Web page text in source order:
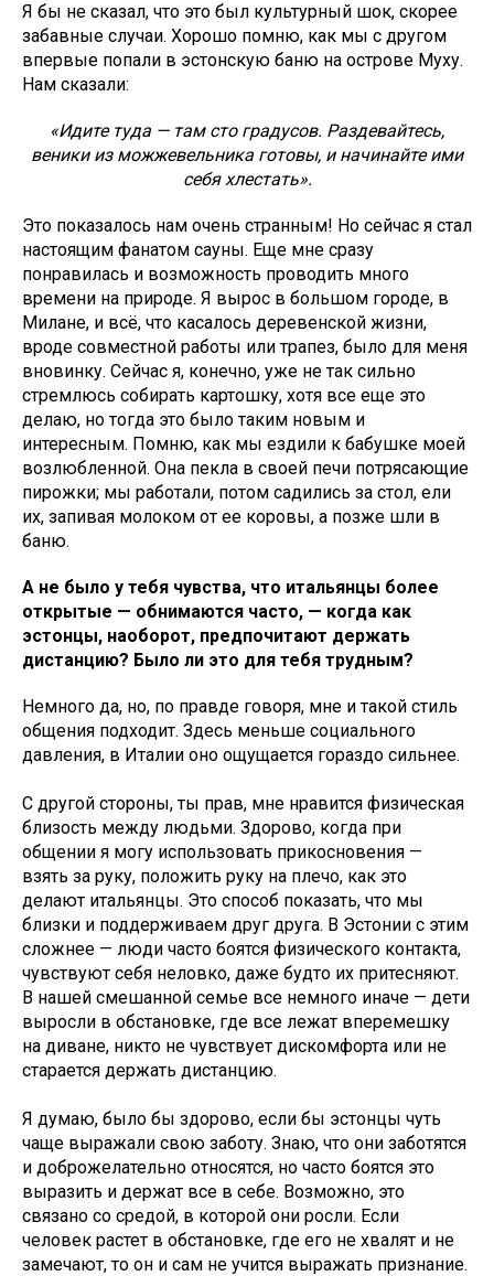
Я бы не сказал, что это был культурный шок, скорее
забавные случаи. Хорошо помню, как мы с другом
впервые попали в эстонскую баню на острове Муху.
Нам сказали:
«Идите туда — там сто градусов. Раздевайтесь,
веники из можжевельника готовы, и начинайте ими
себя хлестать».
Это показалось нам очень странным! Но сейчас я стал
настоящим фанатом сауны. Еще мне сразу
понравилась и возможность проводить много
времени на природе. Я вырос в большом городе, в
Милане, и всё, что касалось деревенской жизни,
вроде совместной работы или трапез, было для меня
вновинку. Сейчас я, конечно, уже не так сильно
стремлюсь собирать картошку, хотя все еще это
делаю, но тогда это было таким новым и
интересным. Помню, как мы ездили к бабушке моей
возлюбленной. Она пекла в своей печи потрясающие
пирожки; мы работали, потом садились за стол, ели
их, запивая молоком от ее коровы, а позже шли в
баню.
А не было у тебя чувства, что итальянцы более
открытые — обнимаются часто, — когда как
эстонцы, наоборот, предпочитают держать
дистанцию? Было ли это для тебя трудным?
Немного да, но, по правде говоря, мне и такой стиль
общения подходит. Здесь меньше социального
давления, в Италии оно ощущается гораздо сильнее.
С другой стороны, ты прав, мне нравится физическая
близость между людьми. Здорово, когда при
общении я могу использовать прикосновения —
взять за руку, положить руку на плечо, как это
делают итальянцы. Это способ показать, что мы
близки и поддерживаем друг друга. В Эстонии с этим
сложнее — люди часто боятся физического контакта,
чувствуют себя неловко, даже будто их притесняют.
В нашей смешанной семье все немного иначе — дети
выросли в обстановке, где все лежат вперемешку
на диване, никто не чувствует дискомфорта или не
старается держать дистанцию.
Я думаю, было бы здорово, если бы эстонцы чуть
чаще выражали свою заботу. Знаю, что они заботятся
и доброжелательно относятся, но часто боятся это
выразить и держат все в себе. Возможно, это
связано со средой, в которой они росли. Если
человек растет в обстановке, где его не хвалят и не
замечают, то он и сам не учится выражать признание.